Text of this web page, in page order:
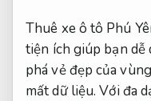
Thuê xe ô tô Phú
tiện ích giúp bạn dễ
phá vẻ đẹp của
mất dữ liệu. Với đa